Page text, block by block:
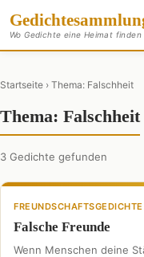
Gedichte
Wo Gedichte eine Heimat finden
Startseite › Thema: Falschheit
Thema: Falschheit
3 Gedichte gefunden
FREUNDSCHAFTSGEDICHTE
Falsche Freunde
Wenn Menschen deine